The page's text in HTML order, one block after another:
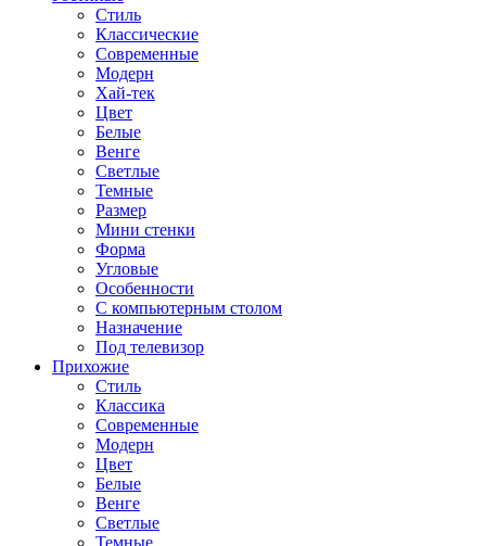
Стиль
Классические
Современные
Модерн
Хай-тек
Цвет
Белые
Венге
Светлые
Темные
Размер
Мини стенки
Форма
Угловые
Особенности
С компьютерным столом
Назначение
Под телевизор
Прихожие
Стиль
Классика
Современные
Модерн
Цвет
Белые
Венге
Светлые
Темные